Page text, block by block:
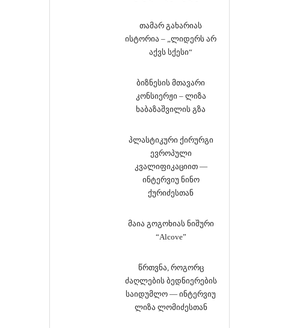
თამარ გახარიას
ისტორია – „ლიდერს არ
აქვს სქესი“
ბიზნესის მთავარი
კონსიერჟი – ლიზა
ხაბაზაშვილის გზა
პლასტიკური ქირურგი
ევროპული
კვალიფიკაციით —
ინტერვიუ ნინო
ქურიძესთან
მაია გოგოხიას ნიშური
“Alcove”
წრთვნა, როგორც
ძაღლების ბედნიერების
საიდუმლო — ინტერვიუ
ლიზა ლომიძესთან